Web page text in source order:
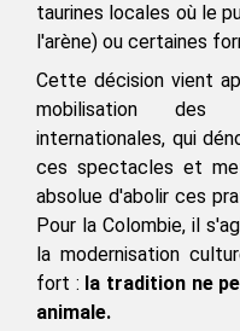
taurines locales où le
l'arène) ou certaines
Cette décision vient
mobilisation des
internationales, qui
ces spectacles et
absolue d'abolir ces
Pour la Colombie, il
la modernisation
fort : la tradition ne
animale.